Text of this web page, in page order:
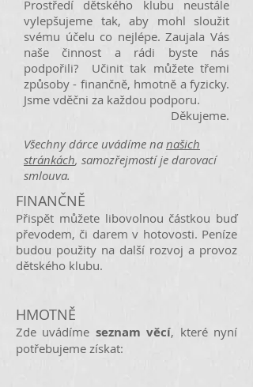
Prostředí dětského klubu neustále
vylepšujeme tak, aby mohl sloužit
svému účelu co nejlépe. Zaujala Vás
naše činnost a rádi byste nás
podpořili? Učinit tak můžete třemi
způsoby - finančně, hmotně a fyzicky.
Jsme vděčni za každou podporu.
Děkujeme.
Všechny dárce uvádíme na našich
stránkách, samozřejmostí je darovací
smlouva.
FINANČNĚ
Přispět můžete libovolnou částkou buď
převodem, či darem v hotovosti. Peníze
budou použity na další rozvoj a provoz
dětského klubu.
HMOTNĚ
Zde uvádíme seznam věcí, které nyní
potřebujeme získat: